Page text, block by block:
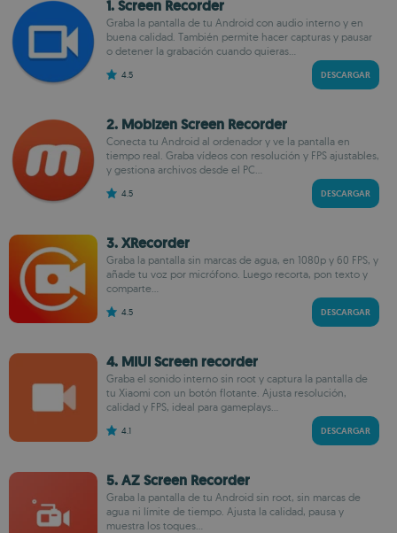
1. Screen Recorder
Graba la pantalla de tu Android con audio interno y en
buena calidad. También permite hacer capturas y pausar
o detener la grabación cuando quieras...
4.5 DESCARGAR
2. Mobizen Screen Recorder
Conecta tu Android al ordenador y ve la pantalla en
tiempo real. Graba vídeos con resolución y FPS ajustables,
y gestiona archivos desde el PC...
4.5 DESCARGAR
3. XRecorder
Graba la pantalla sin marcas de agua, en 1080p y 60 FPS, y
añade tu voz por micrófono. Luego recorta, pon texto y
comparte...
4.5 DESCARGAR
4. MIUI Screen recorder
Graba el sonido interno sin root y captura la pantalla de
tu Xiaomi con un botón flotante. Ajusta resolución,
calidad y FPS, ideal para gameplays...
4.1 DESCARGAR
5. AZ Screen Recorder
Graba la pantalla de tu Android sin root, sin marcas de
agua ni límite de tiempo. Ajusta la calidad, pausa y
muestra los toques...